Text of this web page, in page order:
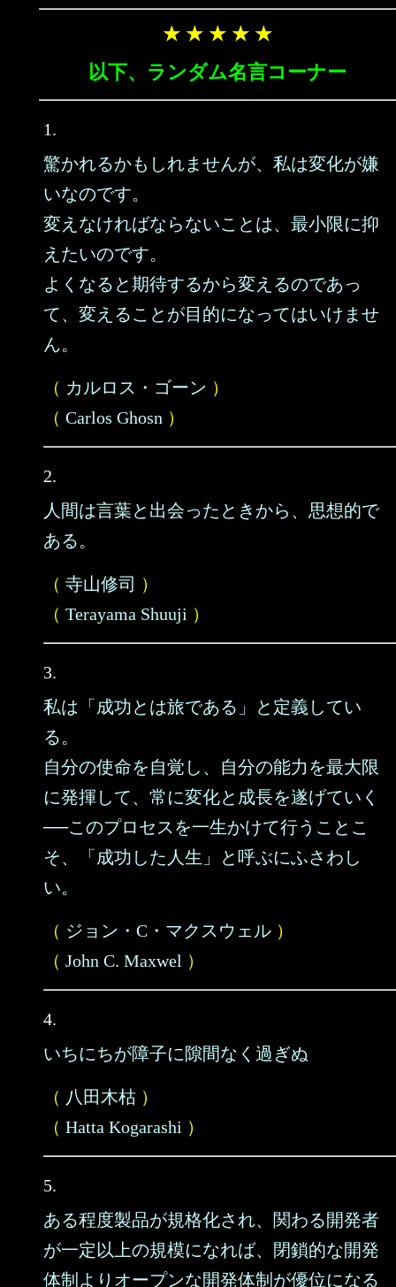
★ ★ ★ ★ ★
以下、ランダム名言コーナー
1.
驚かれるかもしれませんが、私は変化が嫌
いなのです。
変えなければならないことは、最小限に抑
えたいのです。
よくなると期待するから変えるのであっ
て、変えることが目的になってはいけませ
ん。
（ カルロス・ゴーン ）
（ Carlos Ghosn ）
2.
人間は言葉と出会ったときから、思想的で
ある。
（ 寺山修司 ）
（ Terayama Shuuji ）
3.
私は「成功とは旅である」と定義してい
る。
自分の使命を自覚し、自分の能力を最大限
に発揮して、常に変化と成長を遂げていく
──このプロセスを一生かけて行うことこ
そ、「成功した人生」と呼ぶにふさわし
い。
（ ジョン・C・マクスウェル ）
（ John C. Maxwel ）
4.
いちにちが障子に隙間なく過ぎぬ
（ 八田木枯 ）
（ Hatta Kogarashi ）
5.
ある程度製品が規格化され、関わる開発者
が一定以上の規模になれば、閉鎖的な開発
体制よりオープンな開発体制が優位になる